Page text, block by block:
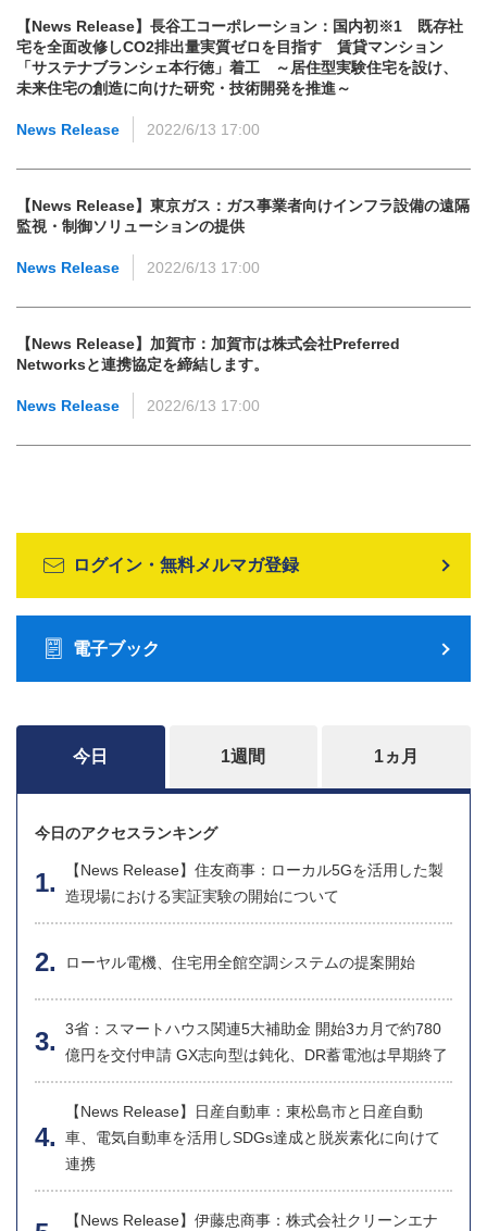
【News Release】長谷工コーポレーション：国内初※1 既存社
宅を全面改修しCO2排出量実質ゼロを目指す 賃貸マンション
「サステナブランシェ本行徳」着工 ～居住型実験住宅を設け、
未来住宅の創造に向けた研究・技術開発を推進～
News Release 2022/6/13 17:00
【News Release】東京ガス：ガス事業者向けインフラ設備の遠隔
監視・制御ソリューションの提供
News Release 2022/6/13 17:00
【News Release】加賀市：加賀市は株式会社Preferred
Networksと連携協定を締結します。
News Release 2022/6/13 17:00
ログイン・無料メルマガ登録
電子ブック
今日 1週間 1ヵ月
今日のアクセスランキング
【News Release】住友商事：ローカル5Gを活用した製
造現場における実証実験の開始について
ローヤル電機、住宅用全館空調システムの提案開始
3省：スマートハウス関連5大補助金 開始3カ月で約780
億円を交付申請 GX志向型は鈍化、DR蓄電池は早期終了
【News Release】日産自動車：東松島市と日産自動
車、電気自動車を活用しSDGs達成と脱炭素化に向けて
連携
【News Release】伊藤忠商事：株式会社クリーンエナ